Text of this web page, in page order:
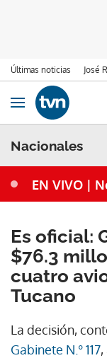
Últimas noticias José
Ir al contenido
Obrir navegació
Nacionales
EN VIVO |
Es oficial:
$76.3
cuatro
Tucano
La decisión,
Gabinete N.° 117